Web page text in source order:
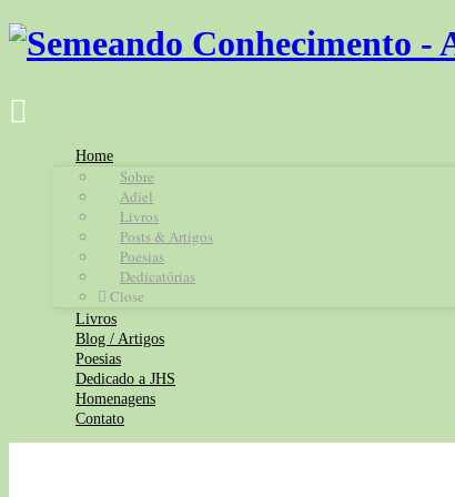
Home
Sobre
Adiel
Livros
Posts & Artigos
Poesias
Dedicatórias
Close
Livros
Blog / Artigos
Poesias
Dedicado a JHS
Homenagens
Contato